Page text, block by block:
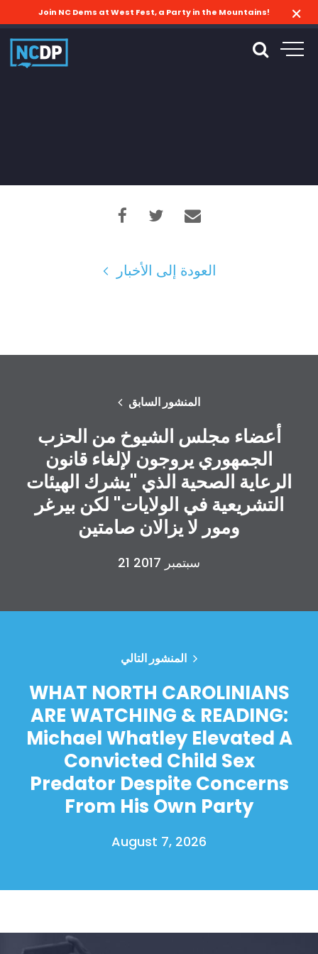
Shop
Join NC Dems at West Fest, a Party in the Mountains!
العودة إلى الأخبار
المنشور السابق
أعضاء مجلس الشيوخ من الحزب
الجمهوري يروجون لإلغاء قانون
الرعاية الصحية الذي "يشرك الهيئات
التشريعية في الولايات" لكن بيرغر
ومور لا يزالان صامتين
21 سبتمبر 2017
المنشور التالي
WHAT NORTH CAROLINIANS
ARE WATCHING & READING:
Michael Whatley Elevated A
Convicted Child Sex
Predator Despite Concerns
From His Own Party
August 7, 2026